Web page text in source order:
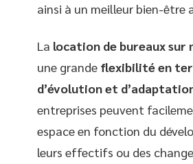
ainsi à un meilleur bien-être
La location de bureaux sur
une grande flexibilité en
d’évolution et
entreprises peuvent
espace en fonction du
leurs effectifs ou des